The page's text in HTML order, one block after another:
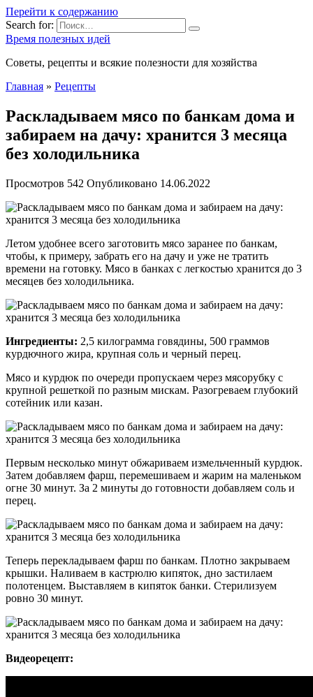
Перейти к содержанию
Search for:
Время полезных идей
Советы, рецепты и всякие полезности для хозяйства
Главная » Рецепты
Раскладываем мясо по банкам дома и
забираем на дачу: хранится 3 месяца
без холодильника
Просмотров 542 Опубликовано 14.06.2022
Летом удобнее всего заготовить мясо заранее по банкам,
чтобы, к примеру, забрать его на дачу и уже не тратить
времени на готовку. Мясо в банках с легкостью хранится до 3
месяцев без холодильника.
Ингредиенты: 2,5 килограмма говядины, 500 граммов
курдючного жира, крупная соль и черный перец.
Мясо и курдюк по очереди пропускаем через мясорубку с
крупной решеткой по разным мискам. Разогреваем глубокий
сотейник или казан.
Первым несколько минут обжариваем измельченный курдюк.
Затем добавляем фарш, перемешиваем и жарим на маленьком
огне 30 минут. За 2 минуты до готовности добавляем соль и
перец.
Теперь перекладываем фарш по банкам. Плотно закрываем
крышки. Наливаем в кастрюлю кипяток, дно застилаем
полотенцем. Выставляем в кипяток банки. Стерилизуем
ровно 30 минут.
Видеорецепт: